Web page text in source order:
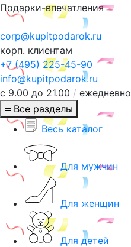
Подарки-впечатления
corp@kupitpodarok.ru
корп. клиентам
+7 (495) 225-45-90
info@kupitpodarok.ru
с 9.00 до 21.00 / ежедневно
Все разделы
Весь каталог
Для мужчин
Для женщин
Для детей